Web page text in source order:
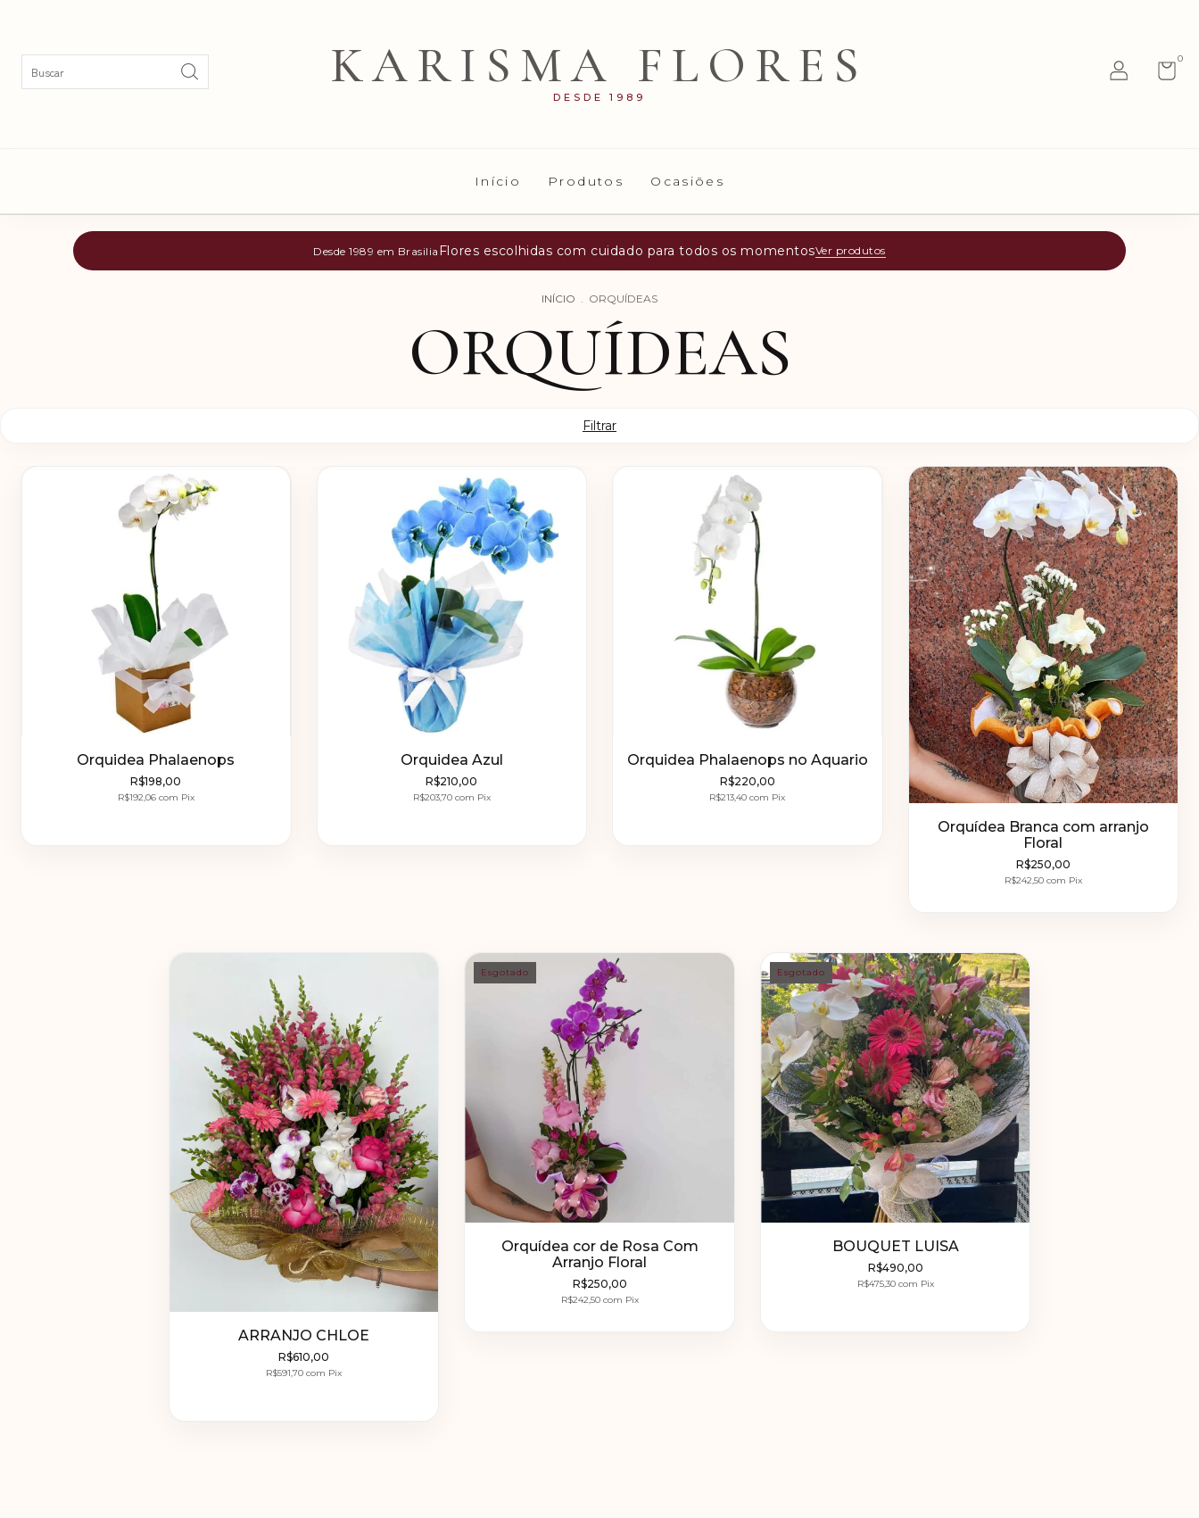
KARISMA FLORES
DESDE 1989
0
Início Produtos Ocasiões
Desde 1989 em Brasilia Flores escolhidas com cuidado para todos os momentosVer produtos
INÍCIO . ORQUÍDEAS
ORQUÍDEAS
Filtrar
Orquidea Phalaenops
R$198,00
R$192,06 com Pix
Orquidea Azul
R$210,00
R$203,70 com Pix
Orquidea Phalaenops no Aquario
R$220,00
R$213,40com Pix
Orquídea Branca com arranjo
Floral
R$250,00
R$242,50 com Pix
ARRANJO CHLOE
R$610,00
R$591,70 com Pix
Esgotado
Orquídea cor de Rosa Com
Arranjo Floral
R$250,00
R$242,50 com Pix
Esgotado
BOUQUET LUISA
R$490,00
R$475,30 com Pix